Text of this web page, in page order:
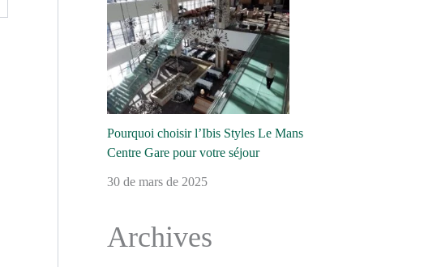
Pourquoi choisir l’Ibis Styles Le Mans
Centre Gare pour votre séjour
30 de mars de 2025
Archives